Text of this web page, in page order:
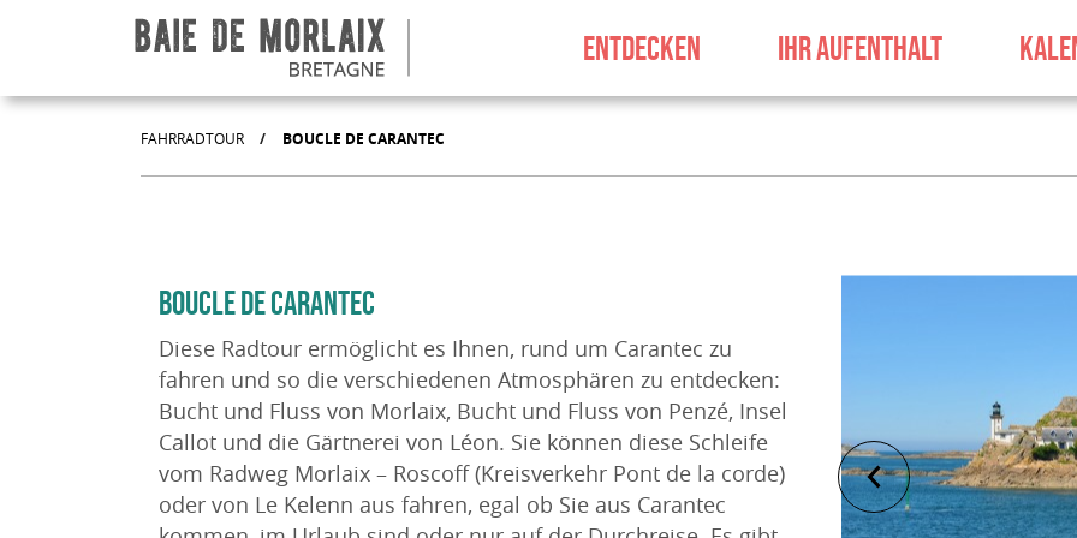
Aller au contenu
Aller à la recherche
Aller au bas de page
ENTDECKEN IHR AUFENTHALT
FAHRRADTOUR / BOUCLE DE CARANTEC
BOUCLE DE CARANTEC
Diese Radtour ermöglicht es Ihnen, rund um Carantec zu
fahren und so die verschiedenen Atmosphären zu entdecken:
Bucht und Fluss von Morlaix, Bucht und Fluss von Penzé, Insel
Callot und die Gärtnerei von Léon. Sie können diese Schleife
vom Radweg Morlaix – Roscoff (Kreisverkehr Pont de la corde)
oder von Le Kelenn aus fahren, egal ob Sie aus Carantec